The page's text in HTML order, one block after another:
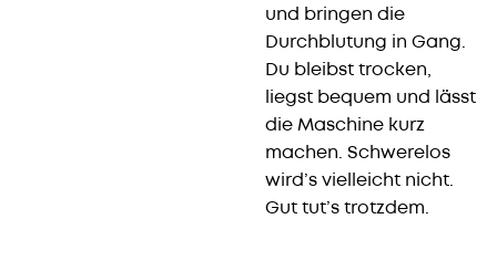
und bringen die
Durchblutung in Gang.
Du bleibst trocken,
liegst bequem und lässt
die Maschine kurz
machen. Schwerelos
wird’s vielleicht nicht.
Gut tut’s trotzdem.